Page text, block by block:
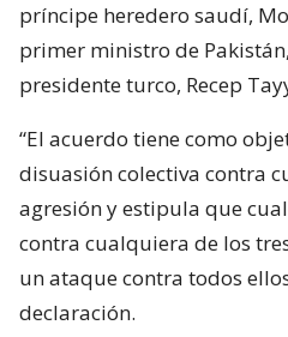
príncipe heredero saudí,
primer ministro de
presidente turco, Recep
“El acuerdo tiene como
disuasión colectiva contra
agresión y estipula que
contra cualquiera de los
un ataque contra todos
declaración.